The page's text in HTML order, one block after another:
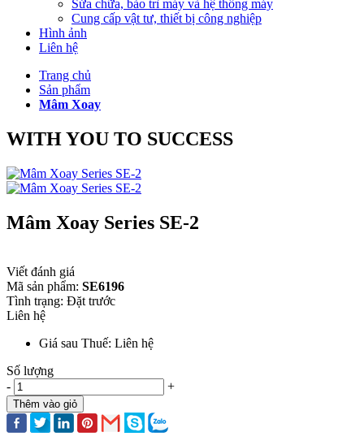
Sửa chữa, bảo trì máy và hệ thống máy
Cung cấp vật tư, thiết bị công nghiệp
Hình ảnh
Liên hệ
Trang chủ
Sản phẩm
Mâm Xoay
WITH YOU TO SUCCESS
Mâm Xoay Series SE-2
Viết đánh giá
Mã sản phẩm: SE6196
Tình trạng: Đặt trước
Liên hệ
Giá sau Thuế: Liên hệ
Số lượng
-
+
Thêm vào giỏ